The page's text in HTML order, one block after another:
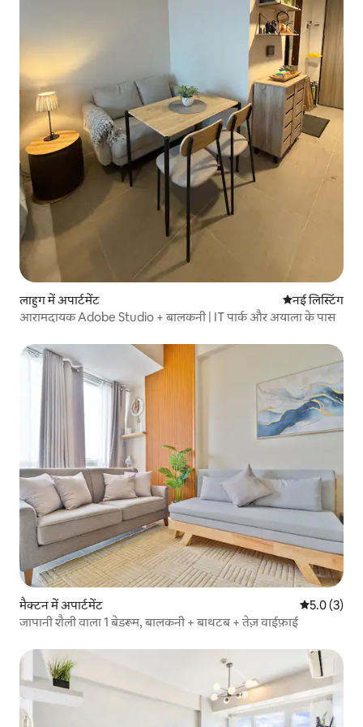
लाहुग में अपार्टमेंट ठहरने की नई
नई लिस्टिंग
आरामदायक Adobe Studio + बालकनी | IT पार्क और अयाला के पास
मैक्टन में अपार्टमेंट औसत रेटिंग 5
5.0 (3)
जापानी शैली वाला 1 बेडरूम, बालकनी + बाथटब + तेज़ वाईफ़ाई